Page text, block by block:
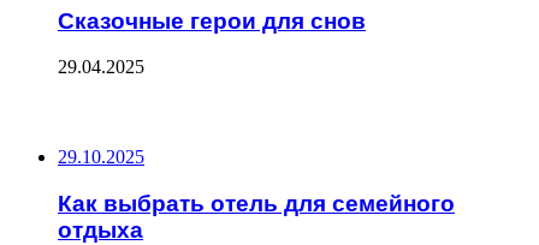
Сказочные герои для снов
29.04.2025
29.10.2025
Как выбрать отель для семейного
отдыха